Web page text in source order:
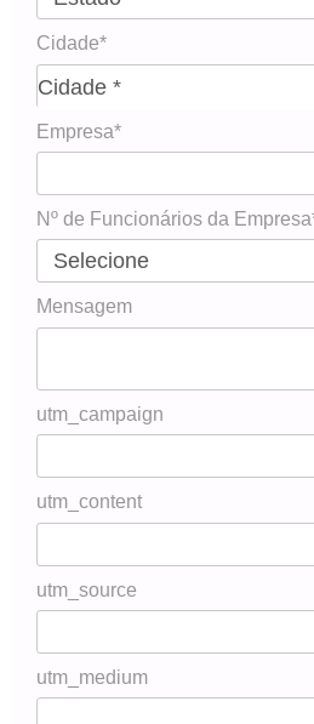
Cidade*
Cidade *
Cidade*
Empresa*
Nº de Funcionários da
Mensagem
utm_campaign
utm_content
utm_source
utm_medium